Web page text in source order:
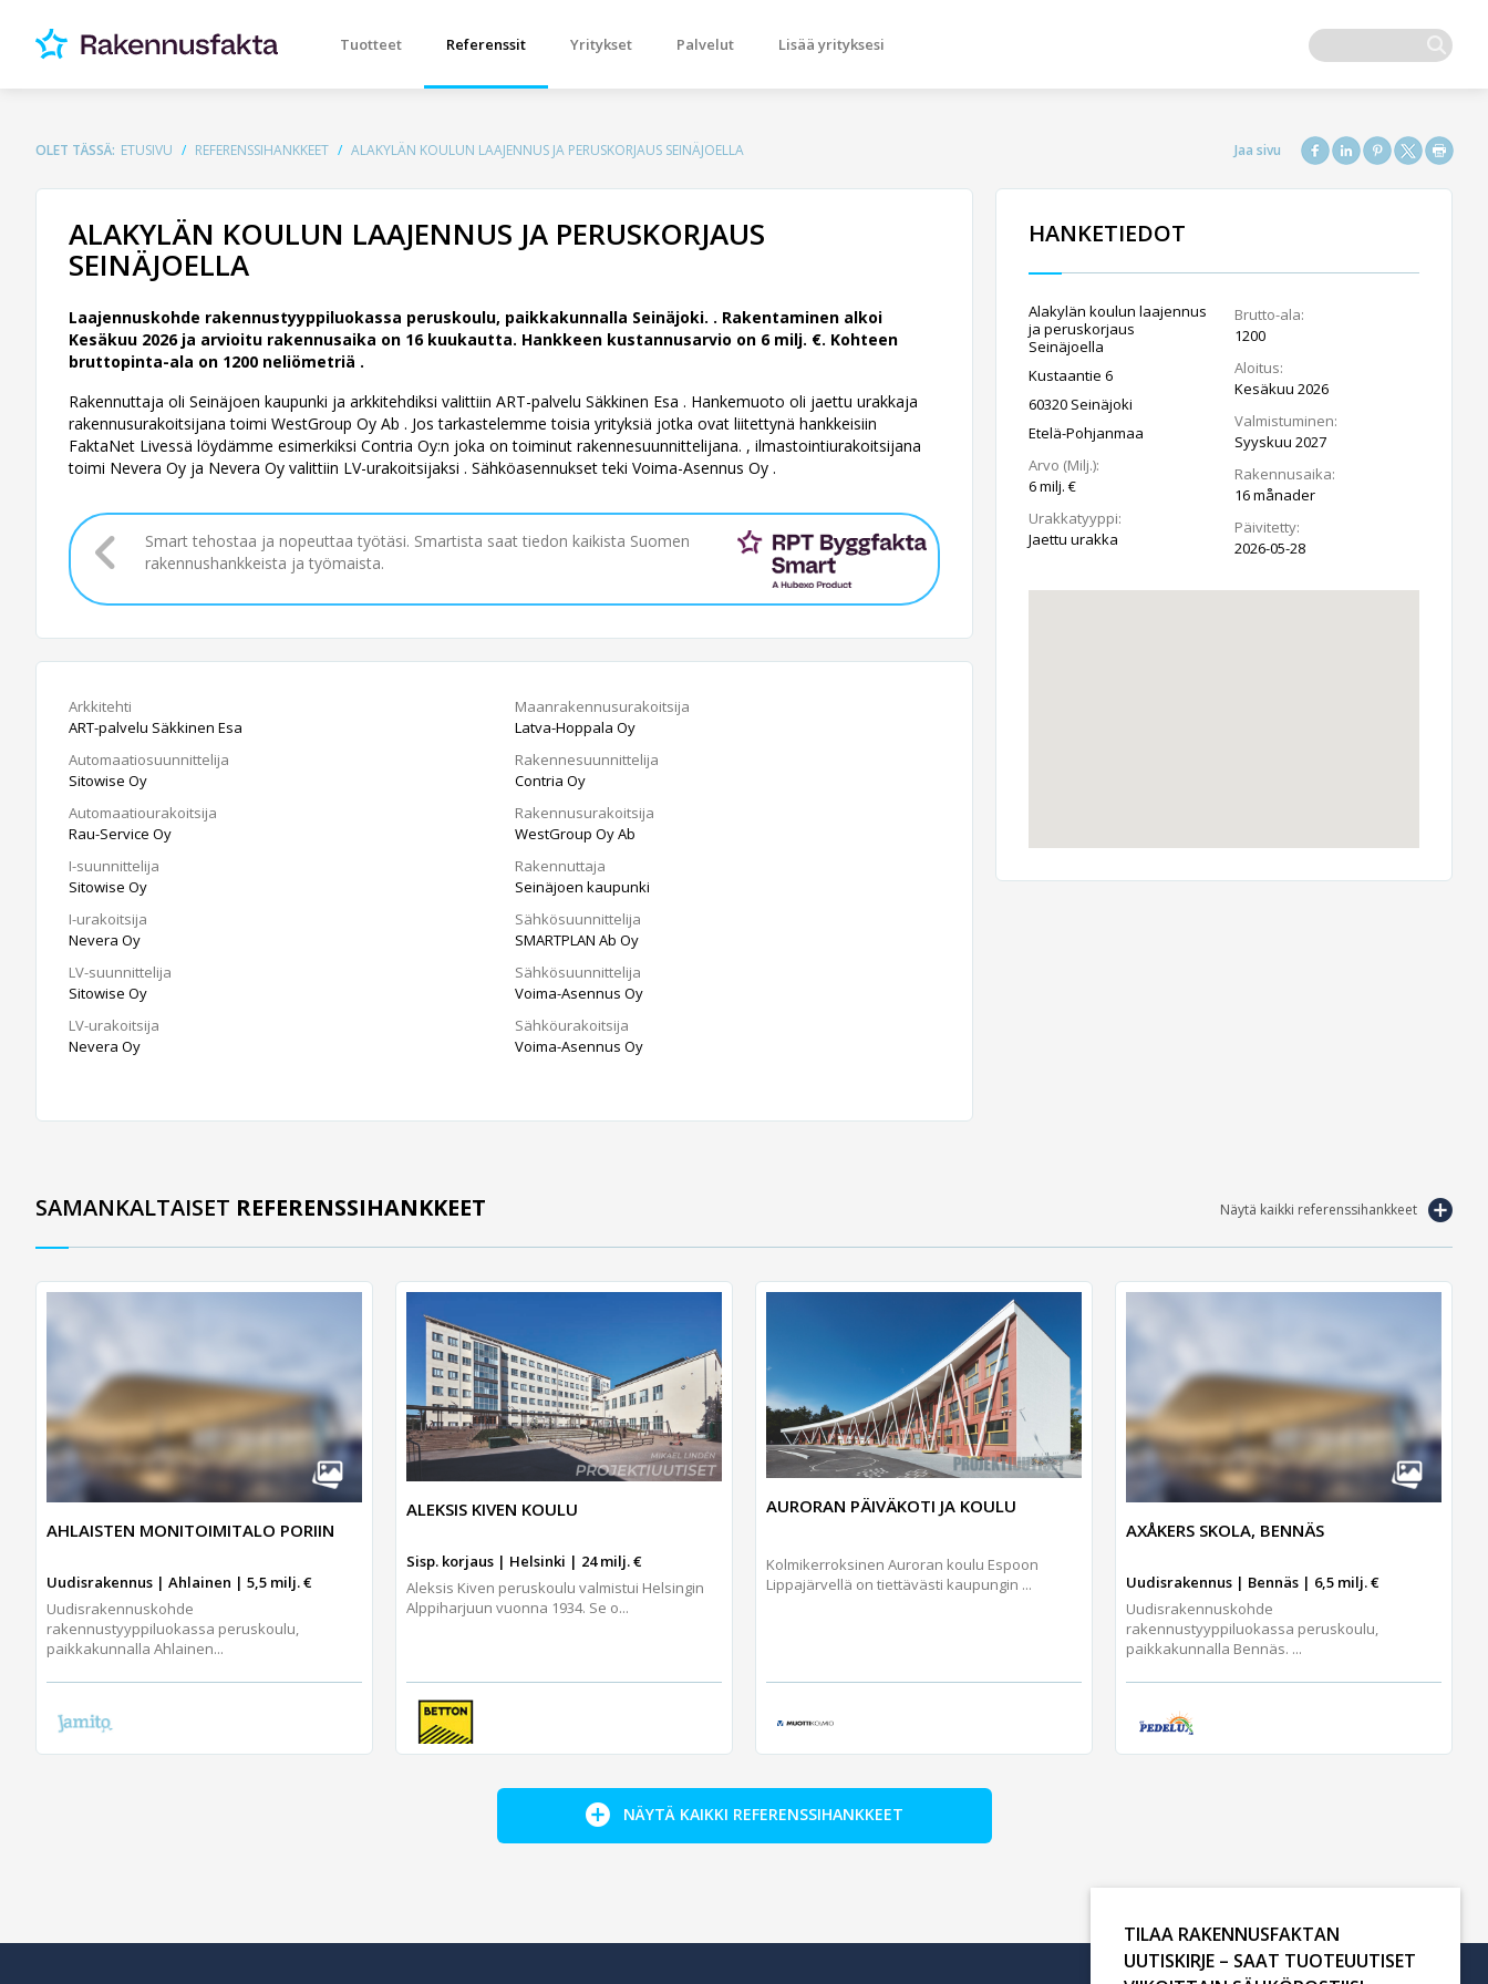
Tuotteet Referenssit Yritykset Palvelut Lisää yrityksesi
OLET TÄSSÄ: ETUSIVU REFERENSSIHANKKEET ALAKYLÄN KOULUN LAAJENNUS JA PERUSKORJAUS SEINÄJOELLA
ALAKYLÄN KOULUN LAAJENNUS JA PERUSKORJAUS
SEINÄJOELLA
Laajennuskohde rakennustyyppiluokassa peruskoulu, paikkakunnalla Seinäjoki. . Rakentaminen alkoi
Kesäkuu 2026 ja arvioitu rakennusaika on 16 kuukautta. Hankkeen kustannusarvio on 6 milj. €. Kohteen
bruttopinta-ala on 1200 neliömetriä .
Rakennuttaja oli Seinäjoen kaupunki ja arkkitehdiksi valittiin ART-palvelu Säkkinen Esa . Hankemuoto oli jaettu urakkaja
rakennusurakoitsijana toimi WestGroup Oy Ab . Jos tarkastelemme toisia yrityksiä jotka ovat liitettynä hankkeisiin
FaktaNet Livessä löydämme esimerkiksi Contria Oy:n joka on toiminut rakennesuunnittelijana. , ilmastointiurakoitsijana
toimi Nevera Oy ja Nevera Oy valittiin LV-urakoitsijaksi . Sähköasennukset teki Voima-Asennus Oy .
Smart tehostaa ja nopeuttaa työtäsi. Smartista saat tiedon kaikista Suomen
rakennushankkeista ja työmaista.
Arkkitehti
ART-palvelu Säkkinen Esa
Automaatiosuunnittelija
Sitowise Oy
Automaatiourakoitsija
Rau-Service Oy
I-suunnittelija
Sitowise Oy
I-urakoitsija
Nevera Oy
LV-suunnittelija
Sitowise Oy
LV-urakoitsija
Nevera Oy
Maanrakennusurakoitsija
Latva-Hoppala Oy
Rakennesuunnittelija
Contria Oy
Rakennusurakoitsija
WestGroup Oy Ab
Rakennuttaja
Seinäjoen kaupunki
Sähkösuunnittelija
SMARTPLAN Ab Oy
Sähkösuunnittelija
Voima-Asennus Oy
Sähköurakoitsija
Voima-Asennus Oy
HANKETIEDOT
Alakylän koulun laajennus
ja peruskorjaus
Seinäjoella
Kustaantie 6
60320 Seinäjoki
Etelä-Pohjanmaa
Arvo (Milj.):
6 milj. €
Urakkatyyppi:
Jaettu urakka
Brutto-ala:
1200
Aloitus:
Kesäkuu 2026
Valmistuminen:
Syyskuu 2027
Rakennusaika:
16 månader
Päivitetty:
2026-05-28
Näytä kaikki referenssihankkeet
SAMANKALTAISET REFERENSSIHANKKEET
AHLAISTEN MONITOIMITALO PORIIN
Uudisrakennus | Ahlainen | 5,5 milj. €
Uudisrakennuskohde
rakennustyyppiluokassa peruskoulu,
paikkakunnalla Ahlainen...
ALEKSIS KIVEN KOULU
Sisp. korjaus | Helsinki | 24 milj. €
Aleksis Kiven peruskoulu valmistui Helsingin
Alppiharjuun vuonna 1934. Se o...
AURORAN PÄIVÄKOTI JA KOULU
Kolmikerroksinen Auroran koulu Espoon
Lippajärvellä on tiettävästi kaupungin ...
AXÅKERS SKOLA, BENNÄS
Uudisrakennus | Bennäs | 6,5 milj. €
Uudisrakennuskohde
rakennustyyppiluokassa peruskoulu,
paikkakunnalla Bennäs. ...
NÄYTÄ KAIKKI REFERENSSIHANKKEET
TILAA RAKENNUSFAKTAN
UUTISKIRJE – SAAT TUOTEUUTISET